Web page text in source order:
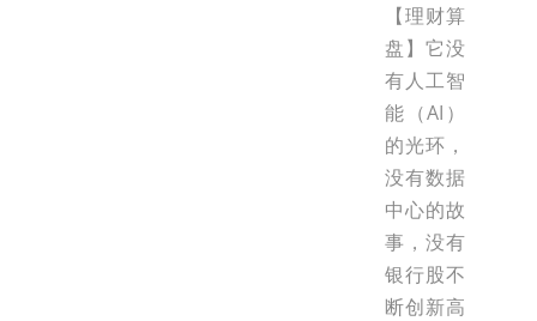
【理财算
盘】它没
有人工智
能（AI）
的光环，
没有数据
中心的故
事，没有
银行股不
断创新高